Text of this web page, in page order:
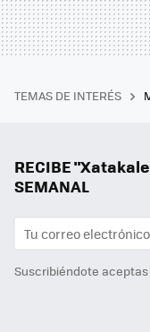
TEMAS DE INTERÉS
RECIBE
SEMANAL
Suscribiéndote